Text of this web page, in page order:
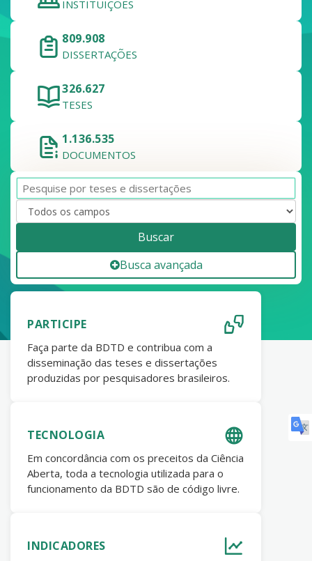
INSTITUIÇÕES
809.908
DISSERTAÇÕES
326.627
TESES
1.136.535
DOCUMENTOS
Buscar
Busca avançada
PARTICIPE
Faça parte da BDTD e contribua com a
disseminação das teses e dissertações
produzidas por pesquisadores brasileiros.
TECNOLOGIA
Em concordância com os preceitos da Ciência
Aberta, toda a tecnologia utilizada para o
funcionamento da BDTD são de código livre.
INDICADORES